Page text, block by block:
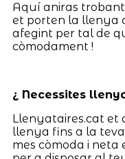
Aquí aniras
et porten la llenya
afegint per tal de
còmodament !
¿ Necessites
Llenyataires.cat et
llenya fins a la
mes còmoda i neta